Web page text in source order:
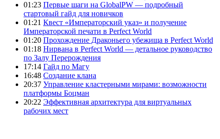
01:23 Первые шаги на GlobalPW — подробный
стартовый гайд для новичков
01:21 Квест «Императорский указ» и получение
Императорской печати в Perfect World
01:20 Прохождение Драконьего убежища в Perfect World
01:18 Нирвана в Perfect World — детальное руководство
по Залу Перерождения
17:14 Гайд по Магу
16:48 Создание клана
20:37 Управление кластерными мирами: возможности
платформы Боцман
20:22 Эффективная архитектура для виртуальных
рабочих мест